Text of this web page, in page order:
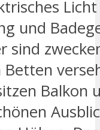
und
sind
Balkon